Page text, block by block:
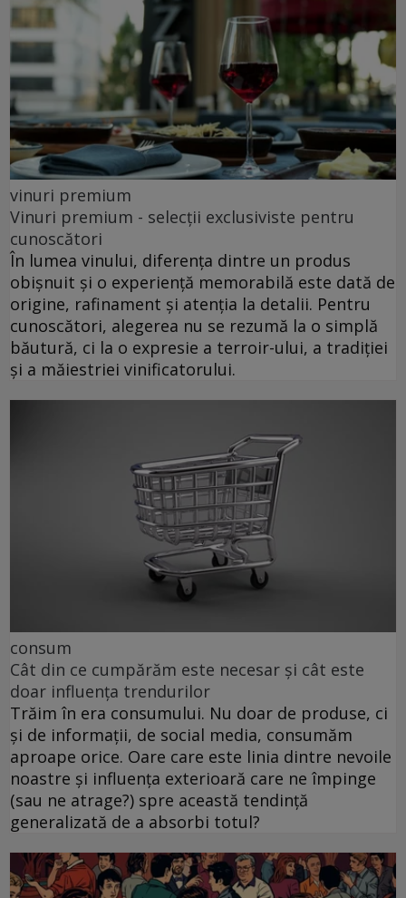
vinuri premium
Vinuri premium - selecții exclusiviste pentru
cunoscători
În lumea vinului, diferența dintre un produs
obișnuit și o experiență memorabilă este dată de
origine, rafinament și atenția la detalii. Pentru
cunoscători, alegerea nu se rezumă la o simplă
băutură, ci la o expresie a terroir-ului, a tradiției
și a măiestriei vinificatorului.
consum
Cât din ce cumpărăm este necesar și cât este
doar influența trendurilor
Trăim în era consumului. Nu doar de produse, ci
și de informații, de social media, consumăm
aproape orice. Oare care este linia dintre nevoile
noastre și influența exterioară care ne împinge
(sau ne atrage?) spre această tendință
generalizată de a absorbi totul?